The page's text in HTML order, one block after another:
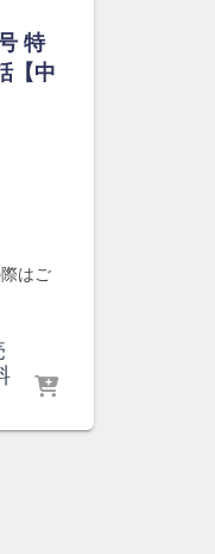
特
【中
はご